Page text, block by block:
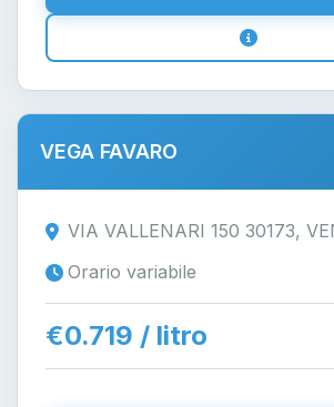
VEGA FAVARO
VIA VALLENARI 150 30173,
Orario variabile
€0.719 / litro